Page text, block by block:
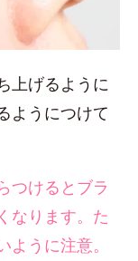
上げるように
ようにつけて
つけるとブラ
なります。た
うに注意。